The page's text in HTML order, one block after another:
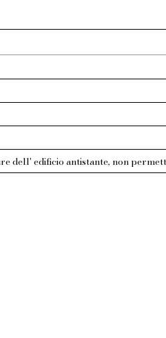
dell' edificio antistante, non